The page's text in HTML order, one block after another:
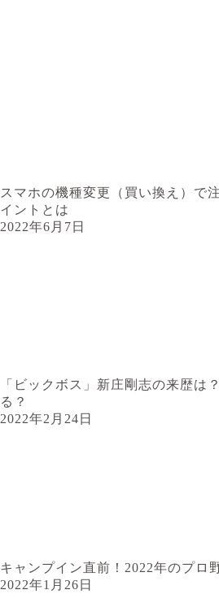
スマホの機種変更（買い換え）で
イントとは
2022年6月7日
「ビックボス」新庄剛志の来歴は
る？
2022年2月24日
キャンプイン直前！2022年のプロ
2022年1月26日